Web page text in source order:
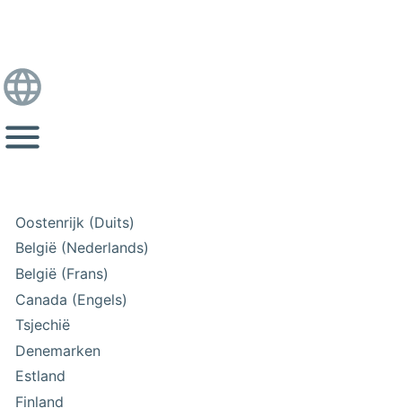
Oostenrijk (Duits)
België (Nederlands)
België (Frans)
Canada (Engels)
Tsjechië
Denemarken
Estland
Finland